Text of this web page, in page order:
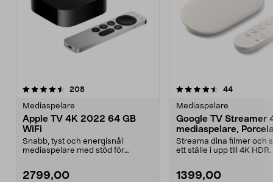
208recensioner
Mediaspelare
Apple TV 4K 2022 64 GB
WiFi
Snabb, tyst och energisnål
mediaspelare med stöd för
2799,00
4.5 av 5 stjärnor 44recensioner
Mediaspelare
Google TV Streamer
mediaspelare,
Streama dina filmer och
ett ställe i upp till 4K
1399,00
4.5 av 5 stjärnor